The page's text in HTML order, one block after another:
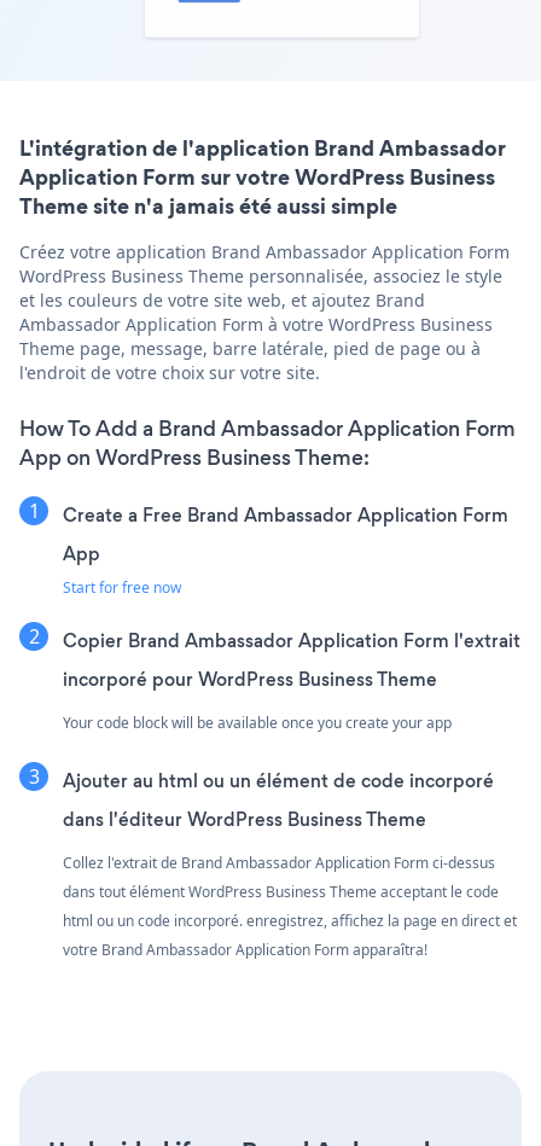
L'intégration de l'application Brand Ambassador
Application Form sur votre WordPress Business
Theme site n'a jamais été aussi simple
Créez votre application Brand Ambassador Application Form
WordPress Business Theme personnalisée, associez le style
et les couleurs de votre site web, et ajoutez Brand
Ambassador Application Form à votre WordPress Business
Theme page, message, barre latérale, pied de page ou à
l'endroit de votre choix sur votre site.
How To Add a Brand Ambassador Application Form
App on WordPress Business Theme:
Create a Free Brand Ambassador Application Form
App
Start for free now
Copier Brand Ambassador Application Form l'extrait
incorporé pour WordPress Business Theme
Your code block will be available once you create your app
Ajouter au html ou un élément de code incorporé
dans l'éditeur WordPress Business Theme
Collez l'extrait de Brand Ambassador Application Form ci-dessus
dans tout élément WordPress Business Theme acceptant le code
html ou un code incorporé. enregistrez, affichez la page en direct et
votre Brand Ambassador Application Form apparaîtra!